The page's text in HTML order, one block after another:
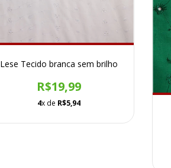
Lese Tecido branca sem brilho
R$19,99
4x de R$5,94